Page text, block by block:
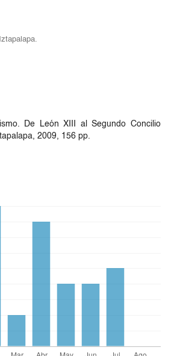
De León XIII al Segundo Concilio
2009, 156 pp.